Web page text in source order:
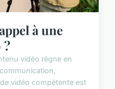
à une
?
vidéo règne en
vidéo compétente est